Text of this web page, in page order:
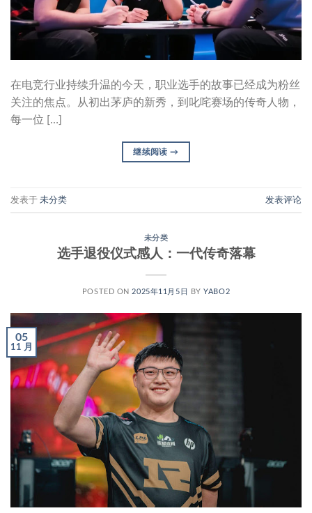
在电竞行业持续升温的今天，职业选手的故事已经成为粉丝
关注的焦点。从初出茅庐的新秀，到叱咤赛场的传奇人物，
每一位 […]
继续阅读→
发表于 未分类 发表评论
未分类
选手退役仪式感人：一代传奇落幕
POSTED ON 2025年11月5日 BYYABO2
05
11 月